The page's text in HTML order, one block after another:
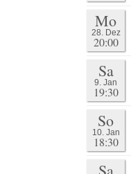
Mo
28. Dez
20:00
Sa
9. Jan
19:30
So
10. Jan
18:30